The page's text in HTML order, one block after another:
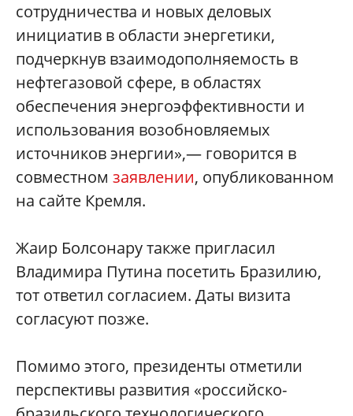
сотрудничества и новых деловых
инициатив в области энергетики,
подчеркнув взаимодополняемость в
нефтегазовой сфере, в областях
обеспечения энергоэффективности и
использования возобновляемых
источников энергии»,— говорится в
совместном заявлении, опубликованном
на сайте Кремля.
Жаир Болсонару также пригласил
Владимира Путина посетить Бразилию,
тот ответил согласием. Даты визита
согласуют позже.
Помимо этого, президенты отметили
перспективы развития «российско-